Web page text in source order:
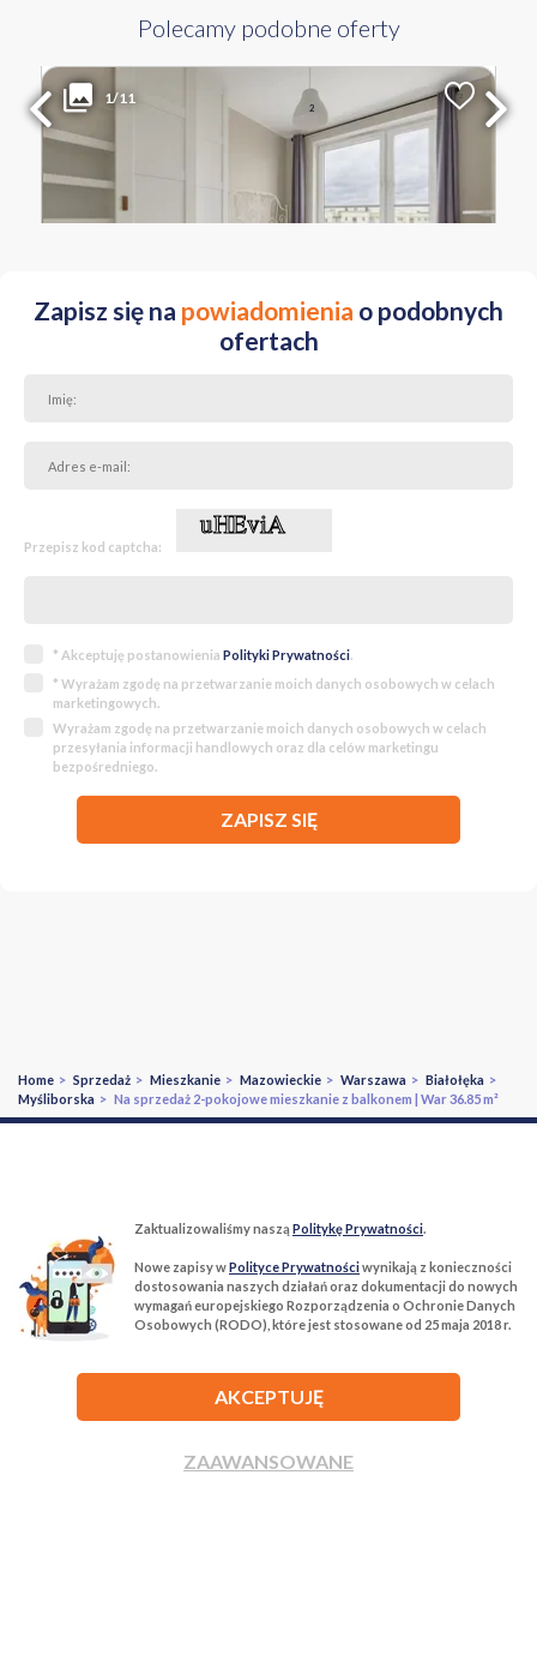
Polecamy podobne oferty
1/11Liczba pokoi Powierzchnia
40.30 m2
Cena za m 2
15 608 PLN
Zapisz się na powiadomienia o podobnych
ofertach
Przepisz kod captcha:
* Akceptuję postanowienia Polityki Prywatności.
* Wyrażam zgodę na przetwarzanie moich danych osobowych w celach
marketingowych.
Wyrażam zgodę na przetwarzanie moich danych osobowych w celach
przesyłania informacji handlowych oraz dla celów marketingu
bezpośredniego.
ZAPISZ SIĘ
Home > Sprzedaż > Mieszkanie > Mazowieckie > Warszawa > Białołęka >
Myśliborska > Na sprzedaż 2-pokojowe mieszkanie z balkonem | War 36.85 m²
T:22 299 68 68M:biuro@tur-nieruchomosci.pl
Biuro Nieruchomości Tur Nieruchomości
Zaktualizowaliśmy naszą Politykę Prywatności.
Nowe zapisy wPolityce Prywatnościwynikają z konieczności
dostosowania naszych działań oraz dokumentacji do nowych
wymagań europejskiego Rozporządzenia o Ochronie Danych
Osobowych (RODO), które jest stosowane od 25 maja 2018 r.
AKCEPTUJĘ
ZAAWANSOWANE